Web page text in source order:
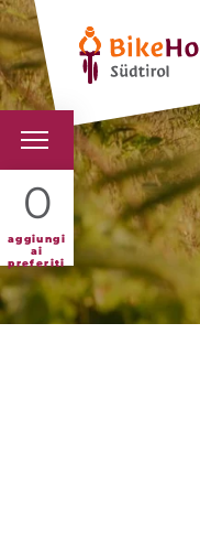
0
aggiungi
ai
preferiti